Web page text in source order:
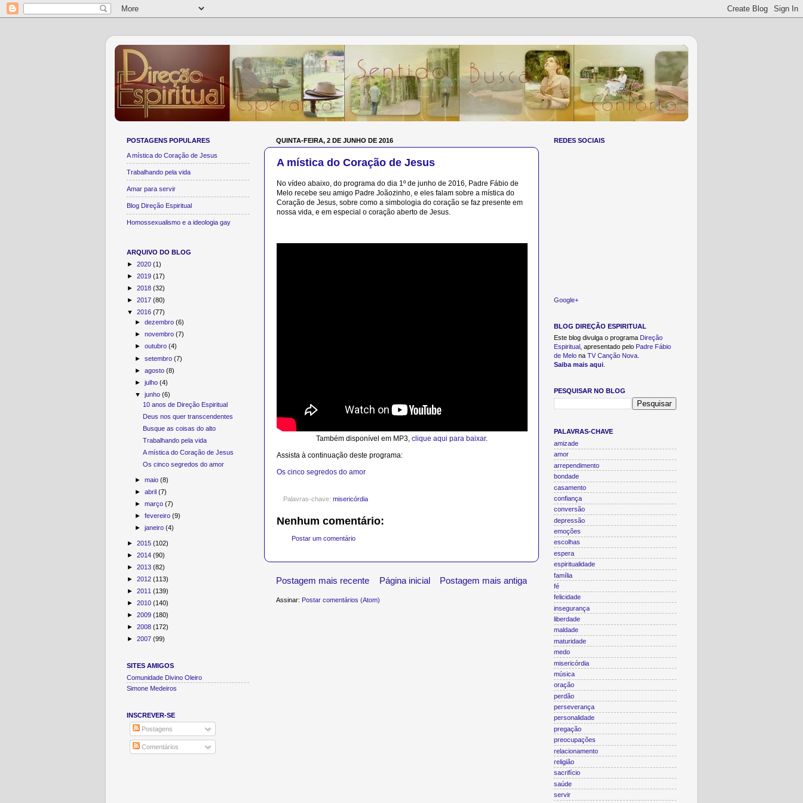
QUINTA-FEIRA, 2 DE JUNHO DE 2016
A mística do Coração de Jesus
No vídeo abaixo, do programa do dia 1º de junho de 2016, Padre Fábio de
Melo recebe seu amigo Padre Joãozinho, e eles falam sobre a mística do
Coração de Jesus, sobre como a simbologia do coração se faz presente em
nossa vida, e em especial o coração aberto de Jesus.
Também disponível em MP3, clique aqui para baixar.
Assista à continuação deste programa:
Os cinco segredos do amor
Palavras-chave: misericórdia
Nenhum comentário:
Postar um comentário
Postagem mais recente Postagem mais antiga
Página inicial
Assinar: Postar comentários (Atom)
POSTAGENS POPULARES
A mística do Coração de Jesus
Trabalhando pela vida
Amar para servir
Blog Direção Espiritual
Homossexualismo e a ideologia gay
ARQUIVO DO BLOG
► 2020 (1)
► 2019 (17)
► 2018 (32)
► 2017 (80)
▼ 2016 (77)
► dezembro (6)
► novembro (7)
► outubro (4)
► setembro (7)
► agosto (8)
► julho (4)
▼ junho (6)
10 anos de Direção Espiritual
Deus nos quer transcendentes
Busque as coisas do alto
Trabalhando pela vida
A mística do Coração de Jesus
Os cinco segredos do amor
► maio (8)
► abril (7)
► março (7)
► fevereiro (9)
► janeiro (4)
► 2015 (102)
► 2014 (90)
► 2013 (82)
► 2012 (113)
► 2011 (139)
► 2010 (140)
► 2009 (180)
► 2008 (172)
► 2007 (99)
SITES AMIGOS
Comunidade Divino Oleiro
Simone Medeiros
INSCREVER-SE
Postagens
Comentários
REDES SOCIAIS
Google+
BLOG DIREÇÃO ESPIRITUAL
Este blog divulga o programa Direção
Espiritual , apresentado pelo Padre Fábio
de Melo na TV Canção Nova
Saiba mais aqui
PESQUISAR NO BLOG
PALAVRAS-CHAVE
amizade
amor
arrependimento
bondade
casamento
confiança
conversão
depressão
emoções
escolhas
espera
espiritualidade
família
fé
felicidade
insegurança
liberdade
maldade
maturidade
medo
misericórdia
música
oração
perdão
perseverança
personalidade
pregação
preocupações
relacionamento
religião
sacrifício
saúde
servir